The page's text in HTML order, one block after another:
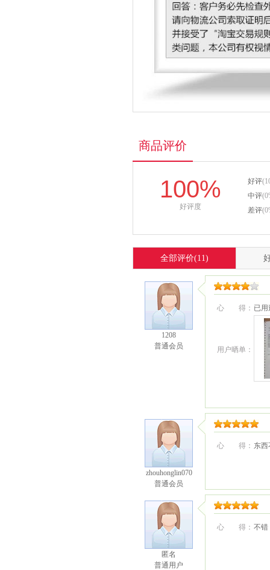
商品评价
100%
好评度
好评
中评
差评
全部评价(11)
1208
普通会员
心 得： 已
用户晒单：
zhouhonglin070
普通会员
心 得： 东
匿名
普通用户
心 得： 不错